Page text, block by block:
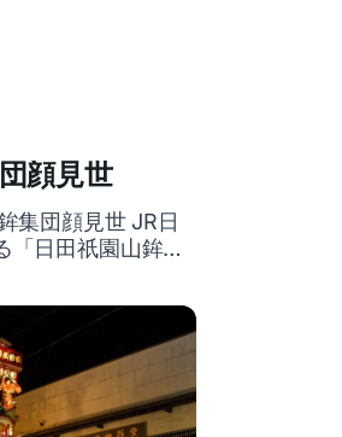
顔見世
集団顔見世 JR日
「日田祇園山鉾集
れるその華麗な光
毎年、日